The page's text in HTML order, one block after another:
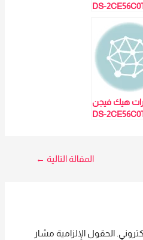
720 DS-
المبيعات: مي
01023629342
هيك فيجن
720 DS-
المقالة التالية ←
الحقول الإلزامية مشار